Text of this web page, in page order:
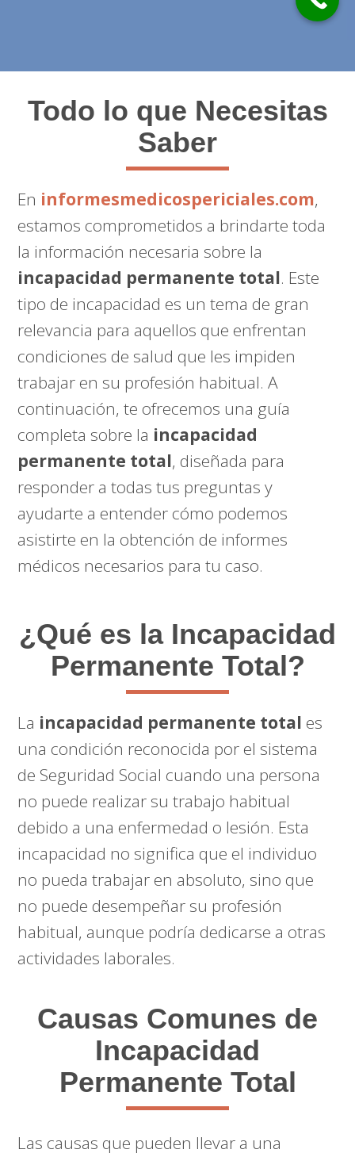
Todo lo que Necesitas
Saber
En informesmedicospericiales.com,
estamos comprometidos a brindarte toda
la información necesaria sobre la
incapacidad permanente total. Este
tipo de incapacidad es un tema de gran
relevancia para aquellos que enfrentan
condiciones de salud que les impiden
trabajar en su profesión habitual. A
continuación, te ofrecemos una guía
completa sobre la incapacidad
permanente total, diseñada para
responder a todas tus preguntas y
ayudarte a entender cómo podemos
asistirte en la obtención de informes
médicos necesarios para tu caso.
¿Qué es la Incapacidad
Permanente Total?
La incapacidad permanente total es
una condición reconocida por el sistema
de Seguridad Social cuando una persona
no puede realizar su trabajo habitual
debido a una enfermedad o lesión. Esta
incapacidad no significa que el individuo
no pueda trabajar en absoluto, sino que
no puede desempeñar su profesión
habitual, aunque podría dedicarse a otras
actividades laborales.
Causas Comunes de
Incapacidad
Permanente Total
Las causas que pueden llevar a una